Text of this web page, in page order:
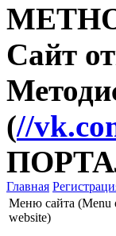
Сайт
(//
Главная
Меню сайта (Menu
website)